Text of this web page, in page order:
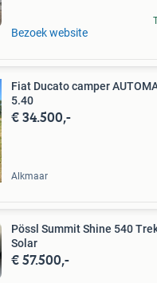
Bezoek website
Fiat Ducato camper
5.40
€ 34.500,-
Alkmaar
Pössl Summit Shine 540
Solar
€ 57.500,-